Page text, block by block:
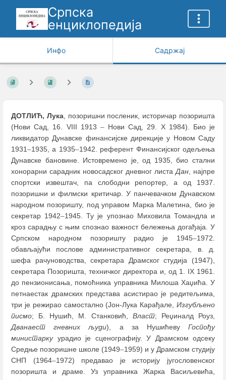
Српска
енциклопедија
Инфо Садржај
ДОТЛИЋ, Лука, позоришни посленик, историчар позоришта
(Нови Сад, 16. VIII 1913 –Нови Сад, 29. X 1984). Био је
ликвидатор Дунавске финансијске дирекције у Новом Саду
1931–1935, а 1935–1942. референт Финансијског одељења
Дунавске бановине. Истовремено је, од 1935, био стални
хонорарни сарадник новосадског дневног листаДан, најпре
спортски извештач, па слободни репортер, а од 1937.
позоришни и филмски критичар. У панчевачком Дунавском
народном позоришту, под управом Марка Малетина, био је
секретар 1942–1945. Ту је упознао Миховила Томандла и
кроз сарадњу с њим спознао важност бележења догађаја. У
Српском народном позоришту радио је 1945–1972.
обављајући послове административног секретара, в. д.
шефа рачуноводства, секретара Драмског студија (1947),
секретара Позоришта, техничког директора и, од 1. IX 1961.
до пензионисања, помоћника управника Милоша Хаџића. У
петнаестак драмских представа асистирао је редитељима,
три је режирао самостално (Јон-Лука Карађале, Изгубљено
писмо; Б. Нушић, М. Станковић, Власт; Реџиналд Роуз,
Дванаест гневних људи), а за НушићевуГоспођу
министаркуурадио је сценографију. У Драмском одсеку
Средње позоришне школе (1949–1959) и у Драмском студију
СНП (1964–1972) предавао је историју југословенског
позоришта и драме. Уз управника Жарка Васиљевића,